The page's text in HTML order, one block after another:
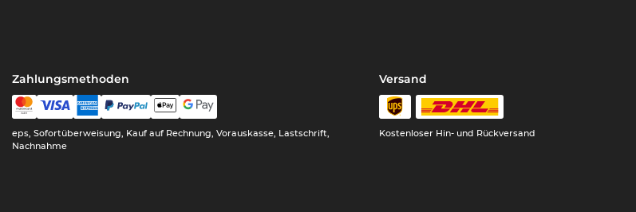
Zahlungsmethoden
eps, Sofortüberweisung, Kauf auf Rechnung, Vorauskasse, Lastschrift,
Nachnahme
Versand
Kostenloser Hin- und Rückversand